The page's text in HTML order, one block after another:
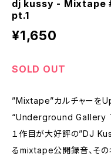
dj kussy - Mixtape
pt.1
¥1,650
SOLD OUT
”Mixtape”カルチャーを
“Underground Gallery
１作目が大好評の”DJ
るmixtape公開録音、その